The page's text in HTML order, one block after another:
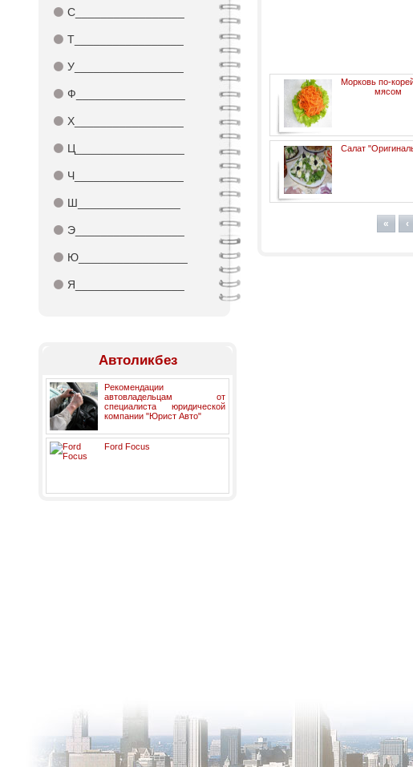
⚫ С_________________
⚫ Т_________________
⚫ У_________________
⚫ Ф_________________
⚫ Х_________________
⚫ Ц_________________
⚫ Ч_________________
⚫ Ш________________
⚫ Э_________________
⚫ Ю_________________
⚫ Я_________________
Автоликбез
Рекомендации
автовладельцам от
специалиста юридической
компании "Юрист Авто"
Ford Focus
Морковь по-
мясом
Салат
« ‹